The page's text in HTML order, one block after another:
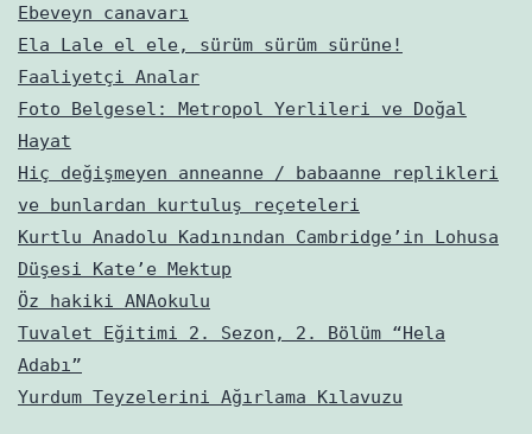
Ebeveyn canavarı
Ela Lale el ele, sürüm sürüm sürüne!
Faaliyetçi Analar
Foto Belgesel: Metropol Yerlileri ve Doğal
Hayat
Hiç değişmeyen anneanne / babaanne replikleri
ve bunlardan kurtuluş reçeteleri
Kurtlu Anadolu Kadınından Cambridge’in Lohusa
Düşesi Kate’e Mektup
Öz hakiki ANAokulu
Tuvalet Eğitimi 2. Sezon, 2. Bölüm “Hela
Adabı”
Yurdum Teyzelerini Ağırlama Kılavuzu